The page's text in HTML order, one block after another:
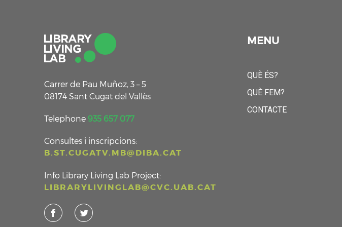
Carrer de Pau Muñoz, 3 – 5
08174 Sant Cugat del Vallès
Telephone 935 657 077
Consultes i inscripcions:
B.ST.CUGATV.MB@DIBA.CAT
Info Library Living Lab Project:
LIBRARYLIVINGLAB@CVC.UAB.CAT
MENU
QUÈ ÉS?
QUÈ FEM?
CONTACTE